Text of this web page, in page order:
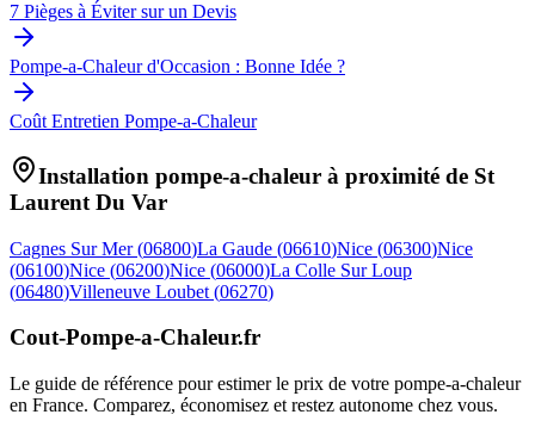
7 Pièges à Éviter sur un Devis
Pompe-a-Chaleur d'Occasion : Bonne Idée ?
Coût Entretien Pompe-a-Chaleur
Installation pompe-a-chaleur à proximité de St
Laurent Du Var
Cagnes Sur Mer (06800)La Gaude (06610)Nice (06300)Nice
(06100)Nice (06200)Nice (06000)La Colle Sur Loup
(06480)Villeneuve Loubet (06270)
Cout-Pompe-a-Chaleur.fr
Le guide de référence pour estimer le prix de votre pompe-a-chaleur
en France. Comparez, économisez et restez autonome chez vous.